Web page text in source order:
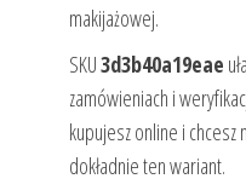
makijażowej.
SKU3d3b40a19eae
zamówieniach i
kupujesz online i
dokładnie ten wariant.